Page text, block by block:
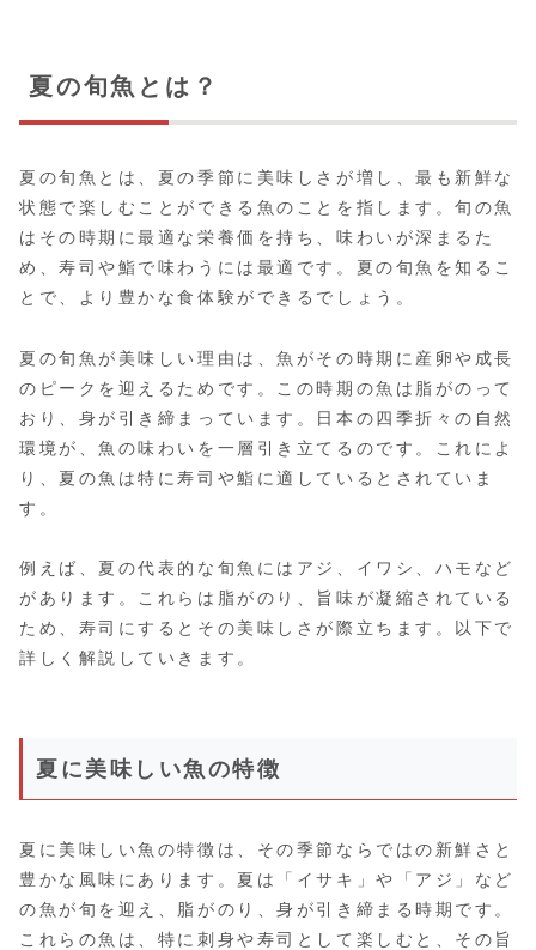
夏の旬魚とは？
夏の旬魚とは、夏の季節に美味しさが増し、最も新鮮な
状態で楽しむことができる魚のことを指します。旬の魚
はその時期に最適な栄養価を持ち、味わいが深まるた
め、寿司や鮨で味わうには最適です。夏の旬魚を知るこ
とで、より豊かな食体験ができるでしょう。
夏の旬魚が美味しい理由は、魚がその時期に産卵や成長
のピークを迎えるためです。この時期の魚は脂がのって
おり、身が引き締まっています。日本の四季折々の自然
環境が、魚の味わいを一層引き立てるのです。これによ
り、夏の魚は特に寿司や鮨に適しているとされていま
す。
例えば、夏の代表的な旬魚にはアジ、イワシ、ハモなど
があります。これらは脂がのり、旨味が凝縮されている
ため、寿司にするとその美味しさが際立ちます。以下で
詳しく解説していきます。
夏に美味しい魚の特徴
夏に美味しい魚の特徴は、その季節ならではの新鮮さと
豊かな風味にあります。夏は「イサキ」や「アジ」など
の魚が旬を迎え、脂がのり、身が引き締まる時期です。
これらの魚は、特に刺身や寿司として楽しむと、その旨